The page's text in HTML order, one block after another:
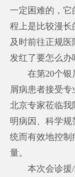
一定困难的，
程上是比较漫
及时前往正规
发红了要怎么办
在第20个银
屑病患者接受
北京专家莅临
明病因、科学
统而有效地控
量。
本次会诊援/